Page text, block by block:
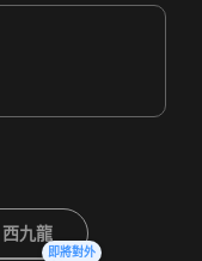
西九龍
即將對外